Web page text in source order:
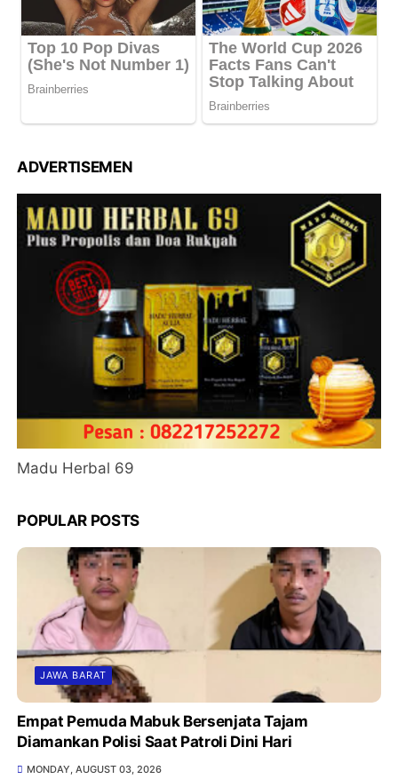
ADVERTISEMEN
Madu Herbal 69
POPULAR POSTS
JAWA BARAT
Empat Pemuda Mabuk Bersenjata Tajam
Diamankan Polisi Saat Patroli Dini Hari
MONDAY, AUGUST 03, 2026